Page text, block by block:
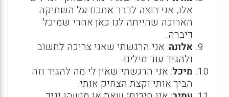
אלו, אני רוצה לדבר אתכם על השתיקה
הארוכה שהייתה לנו כאן אחרי שמיכל
דיברה.
אלונה: אני הרגשתי שאני צריכה לחשוב
ולהגיד עוד מילים.
מיכל: אני הרגשתי שאין לי מה להגיד וזה
הביך אותי וקצת הצחיק אותי.